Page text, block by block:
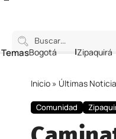
Bogotá Zipaquirá
Inicio » Últimas
Comunidad